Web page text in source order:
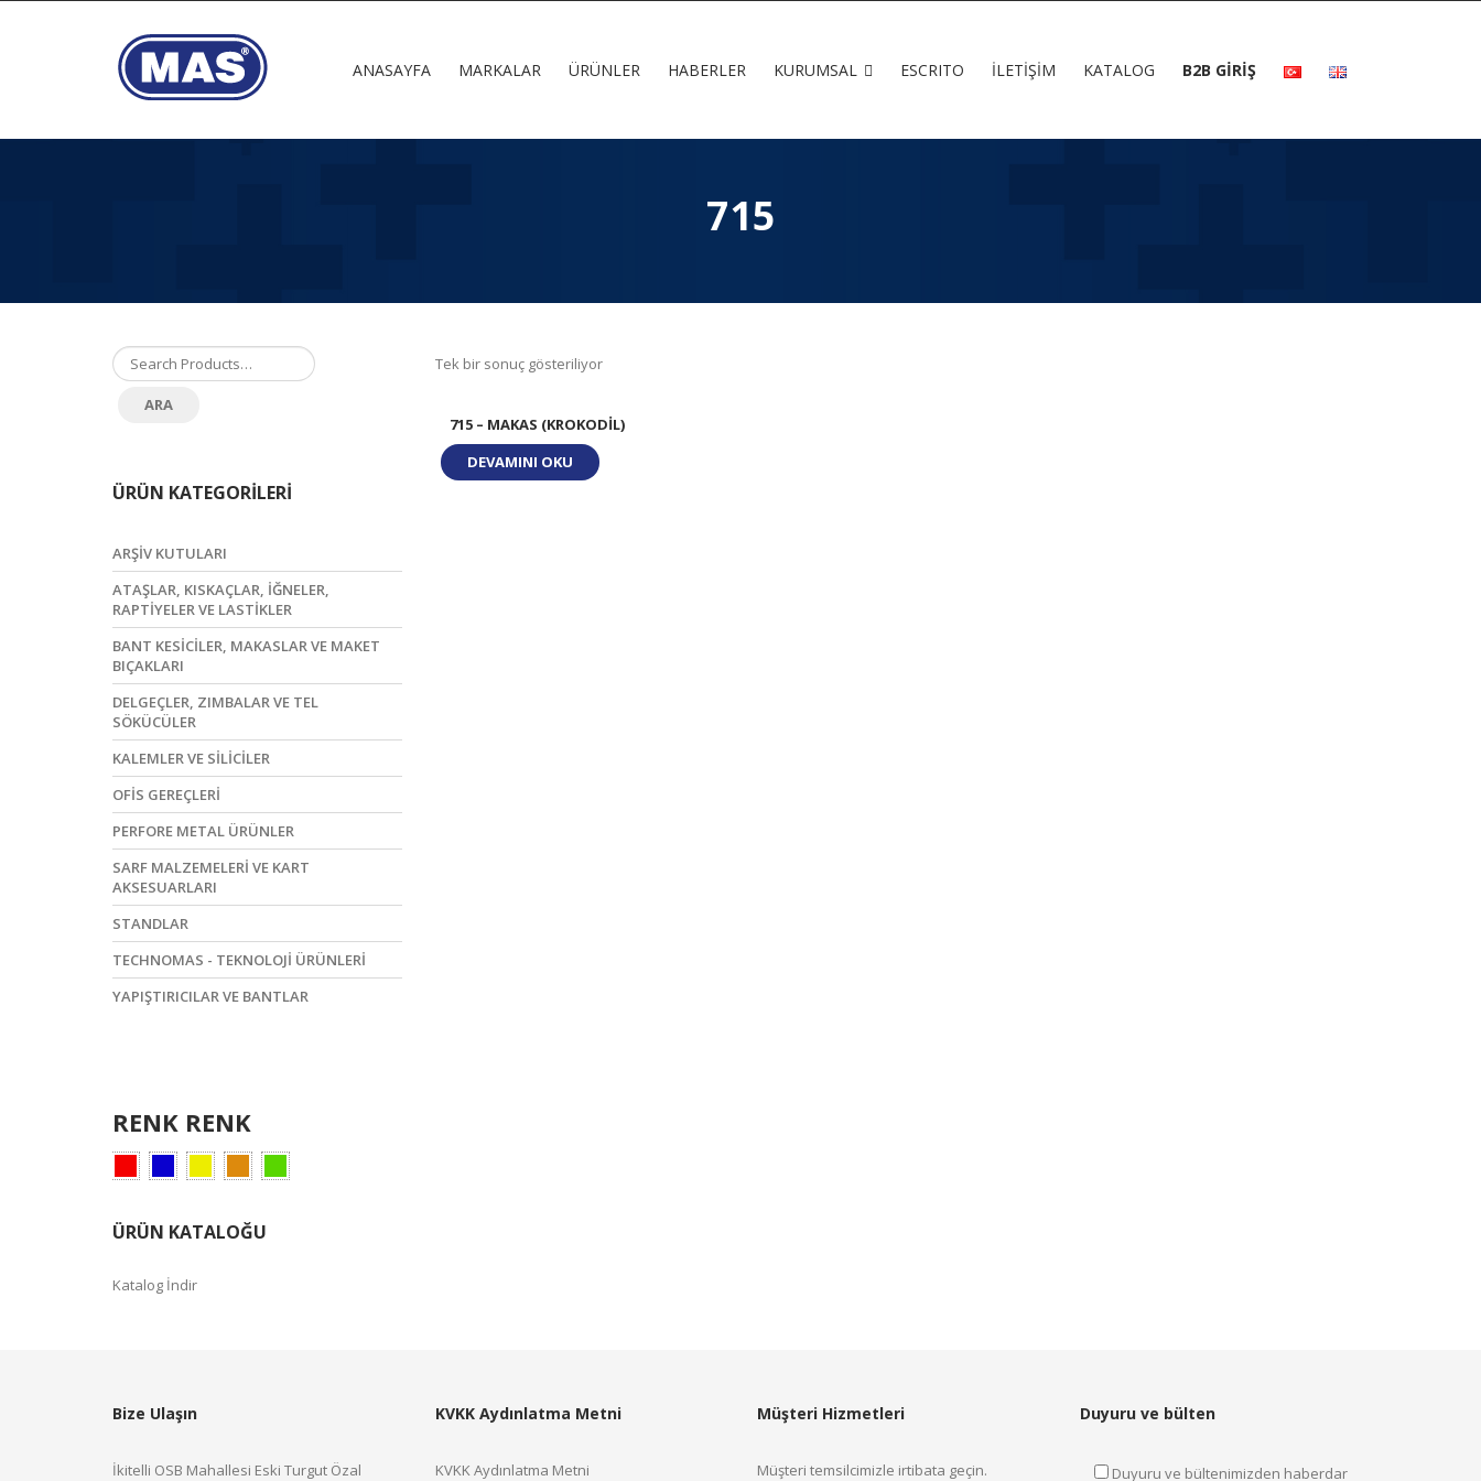
ANASAYFA MARKALAR ÜRÜNLER HABERLER KURUMSAL ESCRITO İLETIŞIM KATALOG B2B GİRİŞ
715
Tek bir sonuç gösteriliyor
Devamını oku
715 – MAKAS (KROKODIL)
DEVAMINI OKU
ÜRÜN KATEGORILERI
ARŞIV KUTULARI
ATAŞLAR, KISKAÇLAR, İĞNELER,
RAPTIYELER VE LASTIKLER
BANT KESICILER, MAKASLAR VE MAKET
BIÇAKLARI
DELGEÇLER, ZIMBALAR VE TEL
SÖKÜCÜLER
KALEMLER VE SILICILER
OFIS GEREÇLERI
PERFORE METAL ÜRÜNLER
SARF MALZEMELERI VE KART
AKSESUARLARI
STANDLAR
TECHNOMAS - TEKNOLOJI ÜRÜNLERI
YAPIŞTIRICILAR VE BANTLAR
RENK RENK
ÜRÜN KATALOĞU
Katalog İndir
Bize Ulaşın
İkitelli OSB Mahallesi Eski Turgut Özal
KVKK Aydınlatma Metni
KVKK Aydınlatma Metni
Müşteri Hizmetleri
Müşteri temsilcimizle irtibata geçin.
Duyuru ve bülten
Duyuru ve bültenimizden haberdar